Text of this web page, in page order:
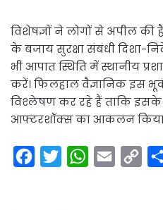
विशेषज्ञों ने लोगों से अपील
के बजाय सुरक्षा संबंधी दिशा-
भी आपात स्थिति में स्थानीय
करें। फिलहाल वैज्ञानिक इस
विश्लेषण कर रहे हैं ताकि इसके
आफ्टरशॉक्स का आकलन
W